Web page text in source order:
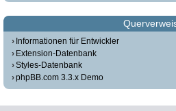
Informationen für Entwickler
Extension-Datenbank
Styles-Datenbank
phpBB.com 3.3.x Demo